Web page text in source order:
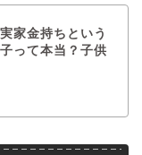
家金持ちという
って本当？子供